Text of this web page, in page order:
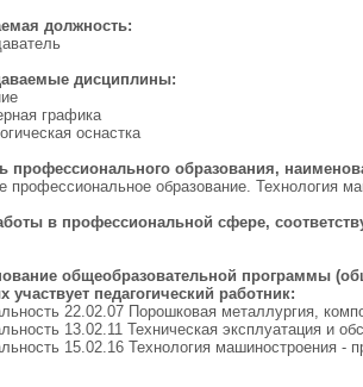
должность:
дисциплины:
графика
оснастка
профессионального образования,
профессиональное образование. Технология
в профессиональной сфере,
общеобразовательной программы
участвует педагогический работник:
22.02.07 Порошковая металлургия,
13.02.11 Техническая эксплуатация и
15.02.16 Технология машиностроения -